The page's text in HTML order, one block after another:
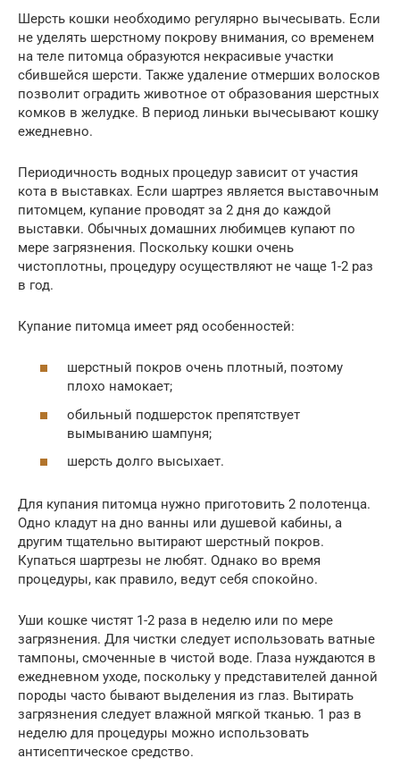
Шерсть кошки необходимо регулярно вычесывать. Если
не уделять шерстному покрову внимания, со временем
на теле питомца образуются некрасивые участки
сбившейся шерсти. Также удаление отмерших волосков
позволит оградить животное от образования шерстных
комков в желудке. В период линьки вычесывают кошку
ежедневно.
Периодичность водных процедур зависит от участия
кота в выставках. Если шартрез является выставочным
питомцем, купание проводят за 2 дня до каждой
выставки. Обычных домашних любимцев купают по
мере загрязнения. Поскольку кошки очень
чистоплотны, процедуру осуществляют не чаще 1-2 раз
в год.
Купание питомца имеет ряд особенностей:
шерстный покров очень плотный, поэтому
плохо намокает;
обильный подшерсток препятствует
вымыванию шампуня;
шерсть долго высыхает.
Для купания питомца нужно приготовить 2 полотенца.
Одно кладут на дно ванны или душевой кабины, а
другим тщательно вытирают шерстный покров.
Купаться шартрезы не любят. Однако во время
процедуры, как правило, ведут себя спокойно.
Уши кошке чистят 1-2 раза в неделю или по мере
загрязнения. Для чистки следует использовать ватные
тампоны, смоченные в чистой воде. Глаза нуждаются в
ежедневном уходе, поскольку у представителей данной
породы часто бывают выделения из глаз. Вытирать
загрязнения следует влажной мягкой тканью. 1 раз в
неделю для процедуры можно использовать
антисептическое средство.